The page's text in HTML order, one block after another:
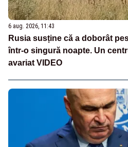
6 aug. 2026, 11:43
Rusia susține că a doborât
într-o singură noapte. Un
avariat VIDEO